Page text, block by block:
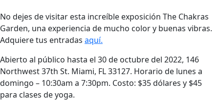
No dejes de visitar esta increíble exposición The Chakras
Garden, una experiencia de mucho color y buenas vibras.
Adquiere tus entradas aquí.
Abierto al público hasta el 30 de octubre del 2022, 146
Northwest 37th St. Miami, FL 33127. Horario de lunes a
domingo – 10:30am a 7:30pm. Costo: $35 dólares y $45
para clases de yoga.